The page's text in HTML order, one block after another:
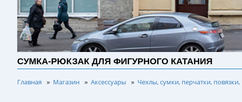
СУМКА-РЮКЗАК ДЛЯ ФИГУРНОГО КАТАНИЯ
Главная » Магазин » Аксессуары » Чехлы, сумки, перчатки,